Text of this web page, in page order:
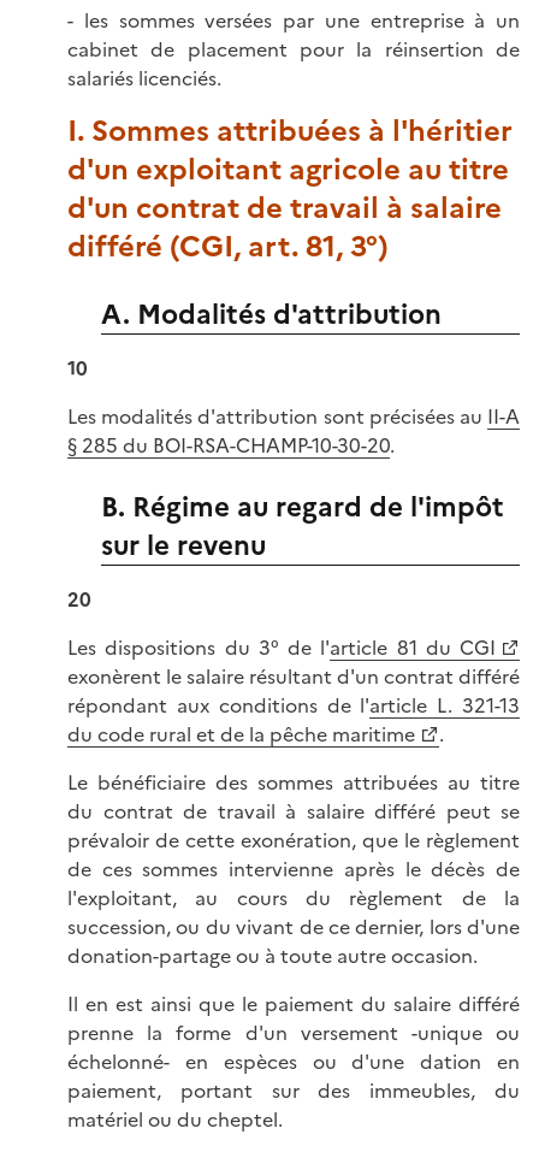
- les sommes versées par une entreprise à un
cabinet de placement pour la réinsertion de
salariés licenciés.
I. Sommes attribuées à l'héritier
d'un exploitant agricole au titre
d'un contrat de travail à salaire
différé (CGI, art. 81, 3°)
A. Modalités d'attribution
10
Les modalités d'attribution sont précisées au II-A
§ 285 du BOI-RSA-CHAMP-10-30-20.
B. Régime au regard de l'impôt
sur le revenu
20
Les dispositions du 3° de l'article 81 du CGI
exonèrent le salaire résultant d'un contrat différé
répondant aux conditions de l'article L. 321-13
du code rural et de la pêche maritime
.
Le bénéficiaire des sommes attribuées au titre
du contrat de travail à salaire différé peut se
prévaloir de cette exonération, que le règlement
de ces sommes intervienne après le décès de
l'exploitant, au cours du règlement de la
succession, ou du vivant de ce dernier, lors d'une
donation-partage ou à toute autre occasion.
Il en est ainsi que le paiement du salaire différé
prenne la forme d'un versement -unique ou
échelonné- en espèces ou d'une dation en
paiement, portant sur des immeubles, du
matériel ou du cheptel.